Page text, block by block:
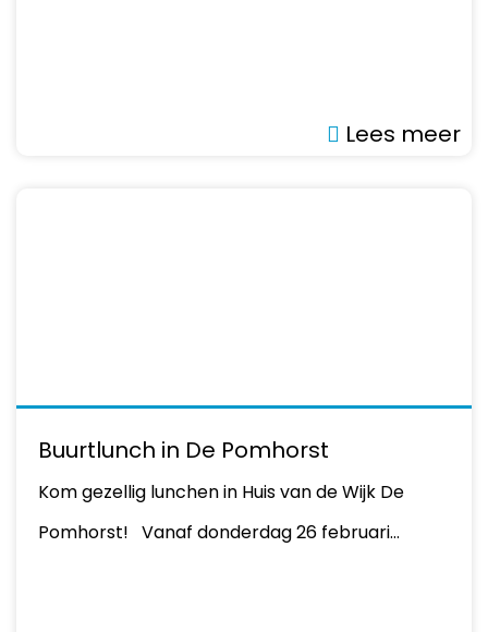
Lees meer
Buurtlunch in De Pomhorst
Kom gezellig lunchen in Huis van de Wijk De
Pomhorst! Vanaf donderdag 26 februari…